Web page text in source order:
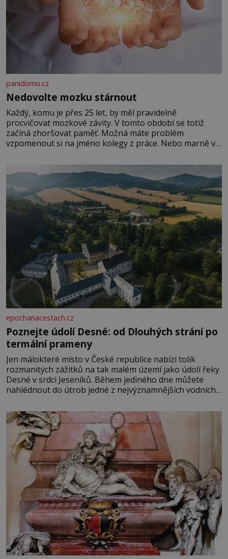
panidomu.cz
Nedovolte mozku stárnout
Každý, komu je přes 25 let, by měl pravidelně
procvičovat mozkové závity. V tomto období se totiž
začíná zhoršovat paměť. Možná máte problém
vzpomenout si na jméno kolegy z práce. Nebo marně v
Je to opravdu tak, s věkem jako kdyby se paměť
rozhodla stávkovat. Cvičte
epochanacestach.cz
Poznejte údolí Desné: od Dlouhých strání po
termální prameny
Jen málokteré místo v České republice nabízí tolik
rozmanitých zážitků na tak malém území jako údolí řeky
Desné v srdci Jeseníků. Během jediného dne můžete
nahlédnout do útrob jedné z nejvýznamnějších vodních
se na koloběžce a den zakončit poznáváním památek ve
Velkých Losinách nebo v termálním